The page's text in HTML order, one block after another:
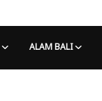
ALAM BALI